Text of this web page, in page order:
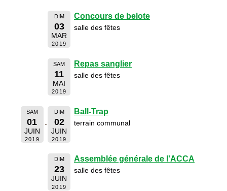
DIM
03
MAR
2019
Concours de belote
salle des fêtes
SAM
11
MAI
2019
Repas sanglier
salle des fêtes
SAM
01
JUIN
2019
DIM
02
JUIN
2019
Ball-Trap
terrain communal
DIM
23
JUIN
2019
Assemblée générale de l'ACCA
salle des fêtes